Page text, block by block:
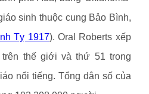
sinh thuộc cung Bảo Bình,
Tỵ 1917). Oral Roberts xếp
thế giới và thứ 51 trong
nổi tiếng. Tổng dân số của